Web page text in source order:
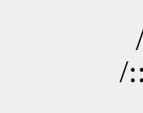
/
,: